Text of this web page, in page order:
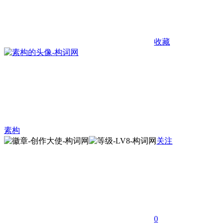
收藏
素构
关注
0